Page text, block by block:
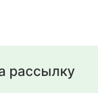
рассылку